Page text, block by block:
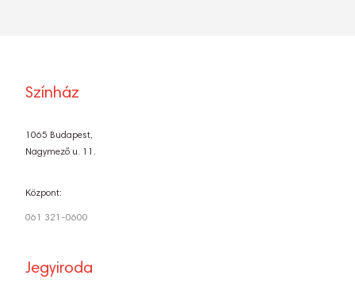
Színház
1065 Budapest,
Nagymező u. 11.
Központ:
061 321-0600
Jegyiroda